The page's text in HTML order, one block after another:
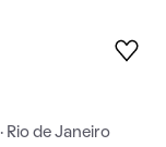
Rio de Janeiro